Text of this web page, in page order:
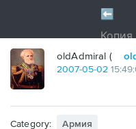
oldAdmiral (
2007-05-02
Category: Армия